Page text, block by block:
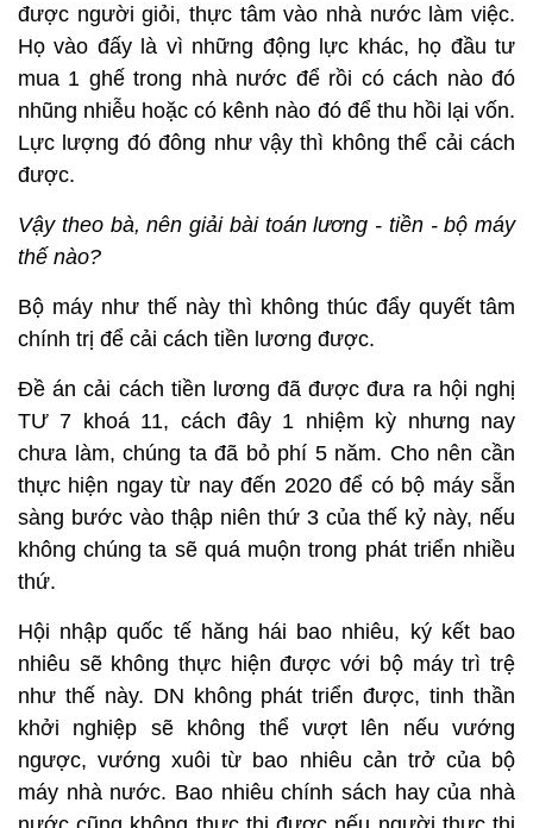
được người giỏi, thực tâm vào nhà nước làm việc.
Họ vào đấy là vì những động lực khác, họ đầu tư
mua 1 ghế trong nhà nước để rồi có cách nào đó
nhũng nhiễu hoặc có kênh nào đó để thu hồi lại vốn.
Lực lượng đó đông như vậy thì không thể cải cách
được.
Vậy theo bà, nên giải bài toán lương - tiền - bộ máy
thế nào?
Bộ máy như thế này thì không thúc đẩy quyết tâm
chính trị để cải cách tiền lương được.
Đề án cải cách tiền lương đã được đưa ra hội nghị
TƯ 7 khoá 11, cách đây 1 nhiệm kỳ nhưng nay
chưa làm, chúng ta đã bỏ phí 5 năm. Cho nên cần
thực hiện ngay từ nay đến 2020 để có bộ máy sẵn
sàng bước vào thập niên thứ 3 của thế kỷ này, nếu
không chúng ta sẽ quá muộn trong phát triển nhiều
thứ.
Hội nhập quốc tế hăng hái bao nhiêu, ký kết bao
nhiêu sẽ không thực hiện được với bộ máy trì trệ
như thế này. DN không phát triển được, tinh thần
khởi nghiệp sẽ không thể vượt lên nếu vướng
ngược, vướng xuôi từ bao nhiêu cản trở của bộ
máy nhà nước. Bao nhiêu chính sách hay của nhà